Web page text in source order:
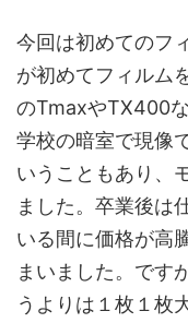
今回は初めてのフ
が初めてフィルム
のTmaxやTX400
学校の暗室で現像
いうこともあり、
ました。卒業後は
いる間に価格が高
まいました。です
うよりは１枚１枚